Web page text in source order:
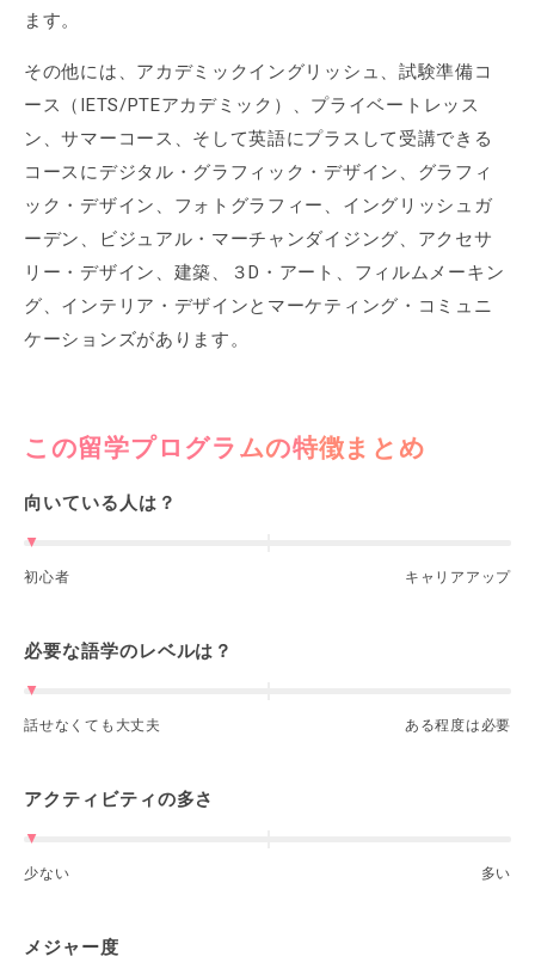
ます。
その他には、アカデミックイングリッシュ、試験準備コ
ース（IETS/PTEアカデミック）、プライベートレッス
ン、サマーコース、そして英語にプラスして受講できる
コースにデジタル・グラフィック・デザイン、グラフィ
ック・デザイン、フォトグラフィー、イングリッシュガ
ーデン、ビジュアル・マーチャンダイジング、アクセサ
リー・デザイン、建築、３D・アート、フィルムメーキン
グ、インテリア・デザインとマーケティング・コミュニ
ケーションズがあります。
この留学プログラムの特徴まとめ
向いている人は？
初心者 キャリアアップ
必要な語学のレベルは？
話せなくても大丈夫 ある程度は必要
アクティビティの多さ
少ない 多い
メジャー度